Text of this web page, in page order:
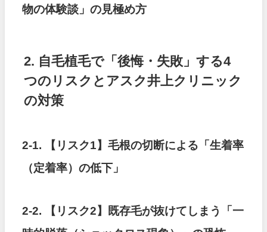
物の体験談」の見極め方
2. 自毛植毛で「後悔・失敗」する4
つのリスクとアスク井上クリニック
の対策
2-1. 【リスク1】毛根の切断による「生着率
（定着率）の低下」
2-2. 【リスク2】既存毛が抜けてしまう「一